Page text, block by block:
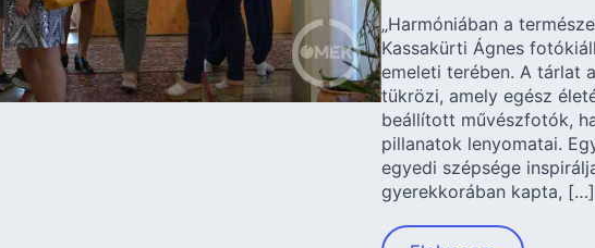
„Harmóniában a
Kassakürti Ágnes
emeleti terében. A tárlat
tükrözi, amely egész
beállított művészfotók,
pillanatok lenyomatai.
egyedi szépsége
gyerekkorában kapta, […]